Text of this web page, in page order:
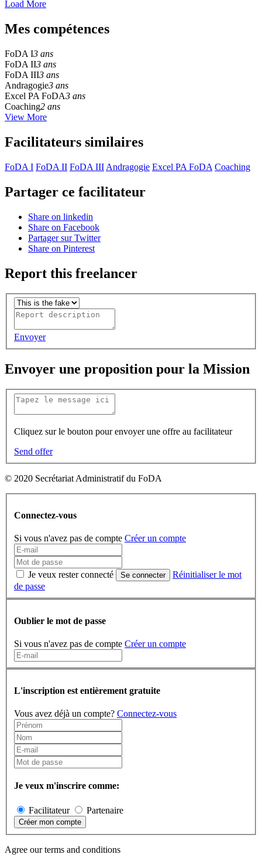
Load More
Mes compétences
FoDA I3 ans
FoDA II3 ans
FoDA III3 ans
Andragogie3 ans
Excel PA FoDA3 ans
Coaching2 ans
View More
Facilitateurs similaires
FoDA I FoDA II FoDA III Andragogie Excel PA FoDA Coaching
Partager ce facilitateur
Share on linkedin
Share on Facebook
Partager sur Twitter
Share on Pinterest
Report this freelancer
Envoyer
Envoyer une proposition pour la Mission
Cliquez sur le bouton pour envoyer une offre au facilitateur
Send offer
© 2020 Secrétariat Administratif du FoDA
Connectez-vous
Si vous n'avez pas de compte Créer un compte
Je veux rester connecté Se connecter
Réinitialiser le mot
de passe
Oublier le mot de passe
Si vous n'avez pas de compte Créer un compte
L'inscription est entièrement gratuite
Vous avez déjà un compte? Connectez-vous
Je veux m'inscrire comme:
Facilitateur Partenaire
Créer mon compte
Agree our terms and conditions